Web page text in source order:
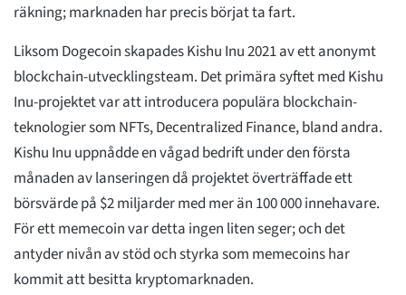
räkning; marknaden har precis börjat ta fart.
Liksom Dogecoin skapades Kishu Inu 2021 av ett anonymt
blockchain-utvecklingsteam. Det primära syftet med Kishu
Inu-projektet var att introducera populära blockchain-
teknologier som NFTs, Decentralized Finance, bland andra.
Kishu Inu uppnådde en vågad bedrift under den första
månaden av lanseringen då projektet överträffade ett
börsvärde på $2 miljarder med mer än 100 000 innehavare.
För ett memecoin var detta ingen liten seger; och det
antyder nivån av stöd och styrka som memecoins har
kommit att besitta kryptomarknaden.